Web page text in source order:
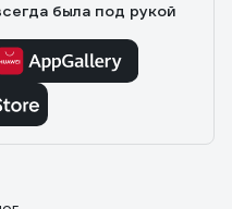
была под рукой